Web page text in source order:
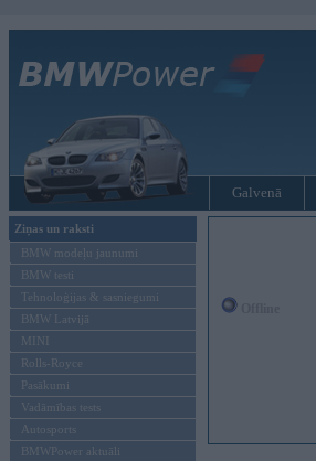
Galvenā
Ziņas un raksti
BMW modeļu jaunumi
BMW testi
Tehnoloģijas & sasniegumi
BMW Latvijā
MINI
Rolls-Royce
Pasākumi
Vadāmības tests
Autosports
BMWPower aktuāli